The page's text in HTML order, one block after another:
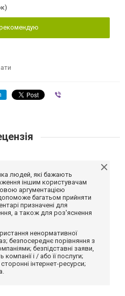
людей, які бажають
іншим користувачам
аргументацією
багатьом прийняти
призначені для
а також для роз'яснення
ненормативної
безпосереднє порівняння з
безпідставні заяви,
і / або її послуги;
інтернет-ресурси;